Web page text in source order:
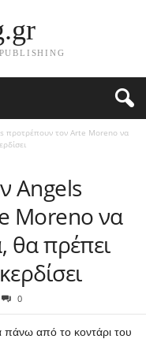
προτρέπουν τον Arte Moreno να
Angels
Moreno να
θα πρέπει
0
από το κοντάρι του